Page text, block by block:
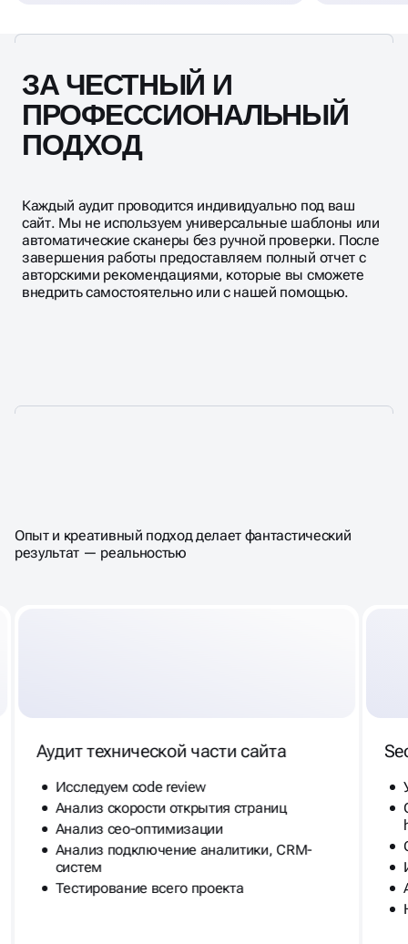
ЗА ЧЕСТНЫЙ И
ПРОФЕССИОНАЛЬНЫЙ
ПОДХОД
Каждый аудит проводится индивидуально под ваш
сайт. Мы не используем универсальные шаблоны или
автоматические сканеры без ручной проверки. После
завершения работы предоставляем полный отчет с
авторскими рекомендациями, которые вы сможете
внедрить самостоятельно или с нашей помощью.
АУДИТ САЙТА
Опыт и креативный подход делает фантастический
результат — реальностью
Аудит технической части сайта
Исследуем code review
Анализ скорости открытия страниц
Анализ сео-оптимизации
Анализ подключение аналитики, CRM-
систем
Тестирование всего проекта